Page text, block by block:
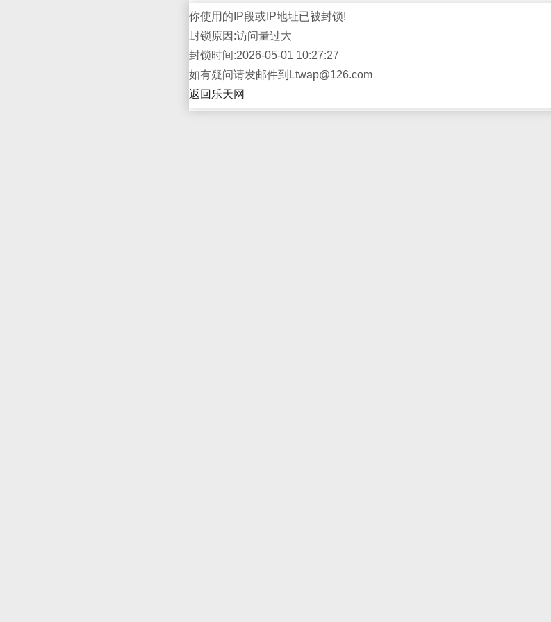
你使用的IP段或IP地址已被封锁!
封锁原因:访问量过大
封锁时间:2026-05-01 10:27:27
如有疑问请发邮件到Ltwap@126.com
返回乐天网